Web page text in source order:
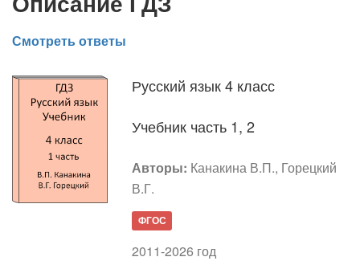
Смотреть ответы
Русский язык 4 класс
Учебник часть 1, 2
Авторы: Канакина В.П., Горецкий
В.Г.
ФГОС
2011-2026 год